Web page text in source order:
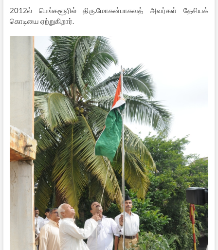
2012ல் பெங்களூரில் திரு.மோகன்பாகவத் அவர்கள் தேசியக்
கொடியை ஏற்றுகிறார்.